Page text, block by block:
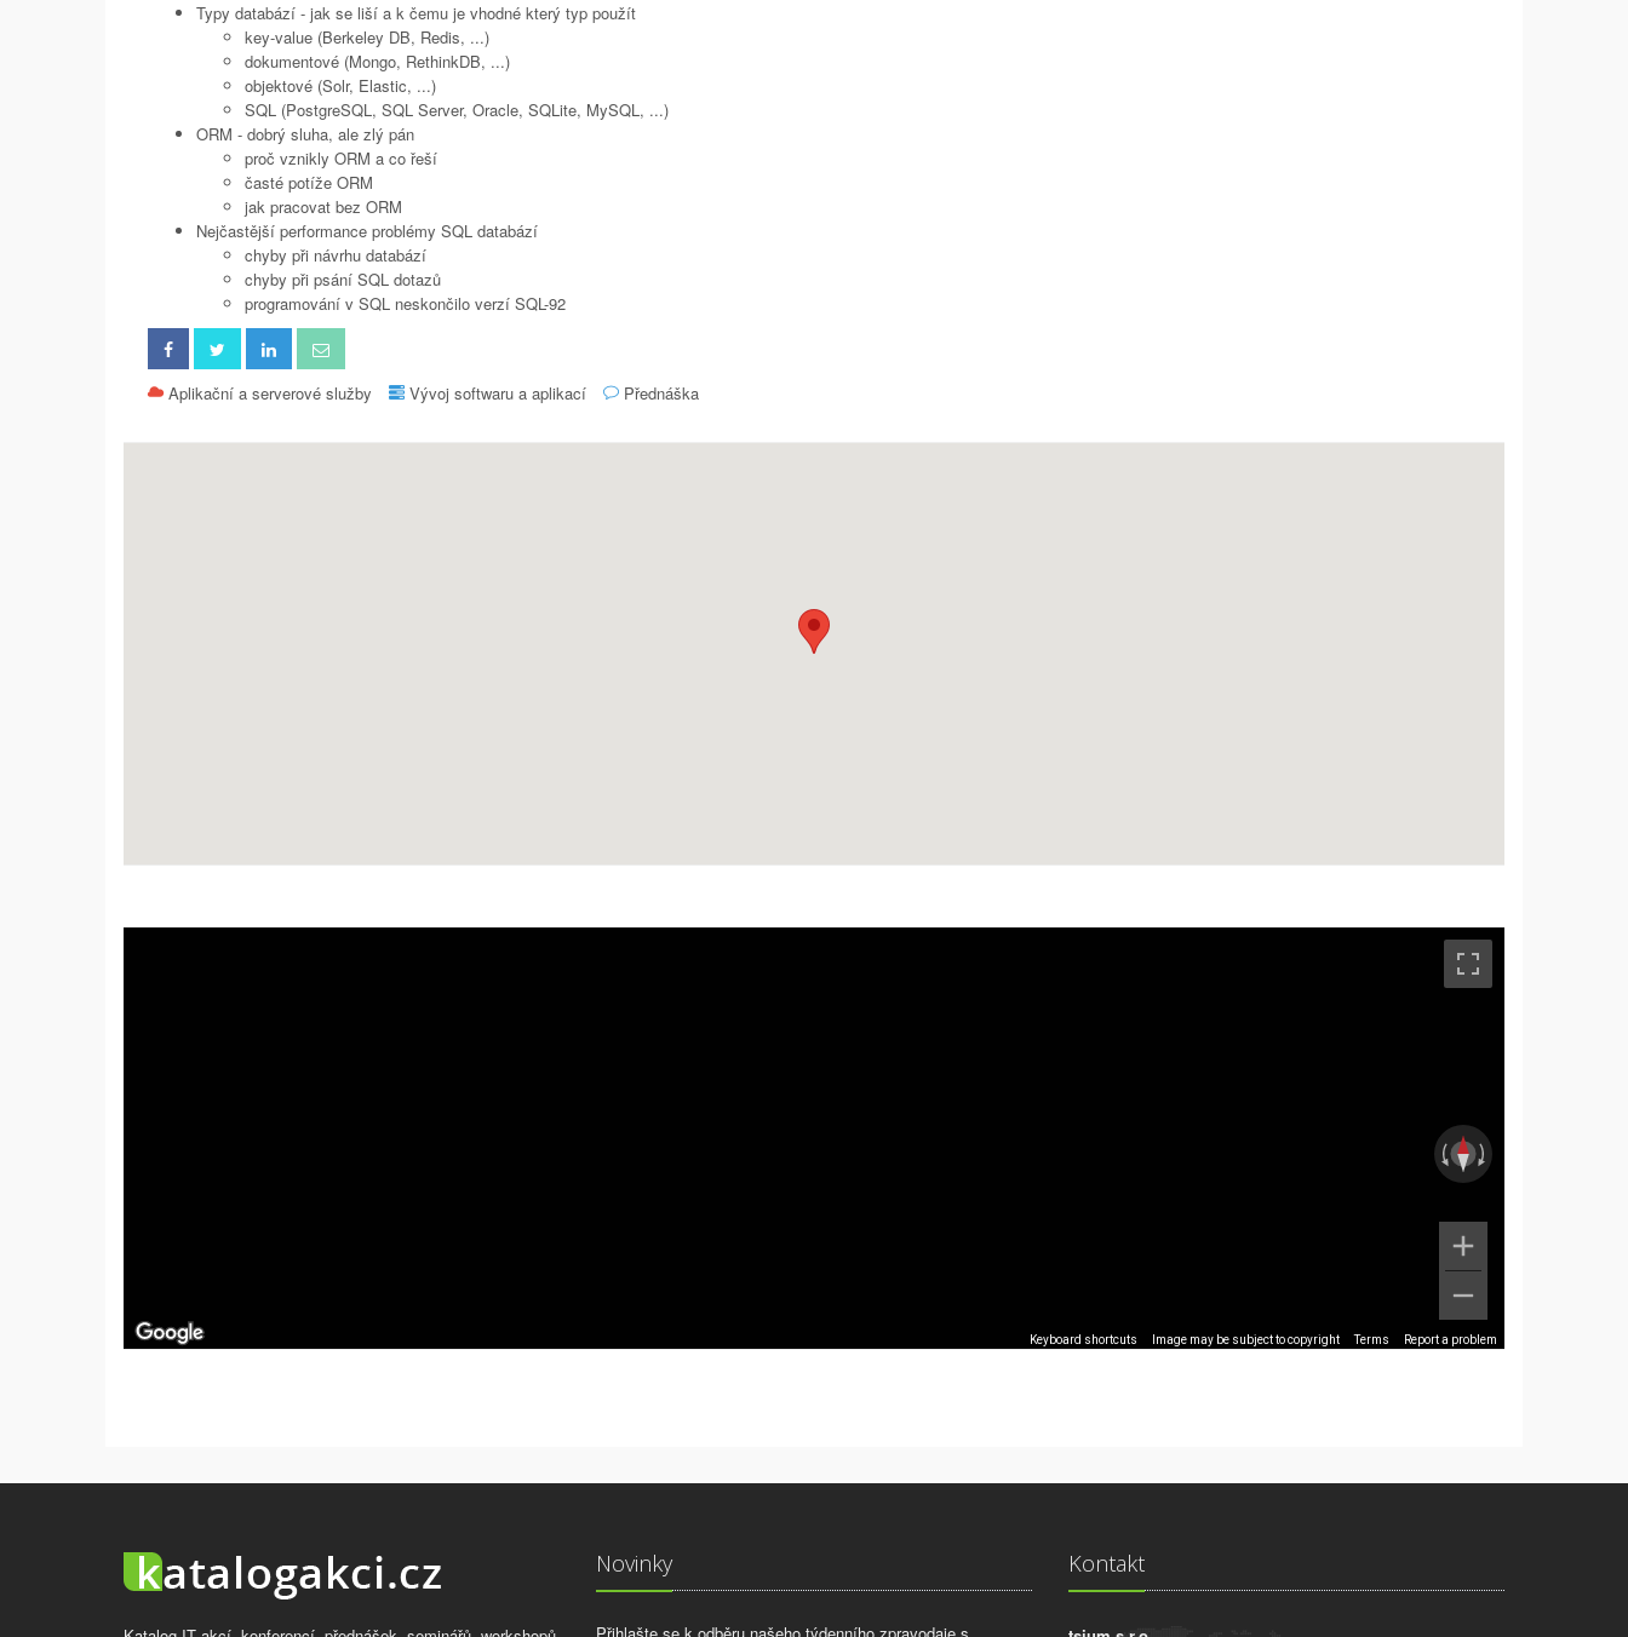
Typy databází - jak se liší a k čemu je vhodné který typ použít
key-value (Berkeley DB, Redis, ...)
dokumentové (Mongo, RethinkDB, ...)
objektové (Solr, Elastic, ...)
SQL (PostgreSQL, SQL Server, Oracle, SQLite, MySQL, ...)
ORM - dobrý sluha, ale zlý pán
proč vznikly ORM a co řeší
časté potíže ORM
jak pracovat bez ORM
Nejčastější performance problémy SQL databází
chyby při návrhu databází
chyby při psání SQL dotazů
programování v SQL neskončilo verzí SQL-92
Aplikační a serverové služby Vývoj softwaru a aplikací Přednáška
Keyboard shortcuts Image may be subject to copyright Terms Report a problem
Novinky Kontakt